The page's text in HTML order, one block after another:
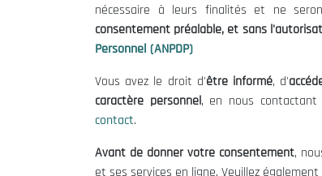
nécessaire à leurs finalités et ne
consentement préalable, et sans
Personnel (ANPDP)
Vous avez le droit d'être informé, d'
caractère personnel, en nous contactant
contact.
Avant de donner votre consentement,
et ses services en ligne. Veuillez